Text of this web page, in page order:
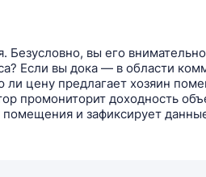
Безусловно, вы его
Если вы дока — в области
цену предлагает хозяин
промониторит доходность
и зафиксирует